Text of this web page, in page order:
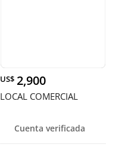
US$ 2,900
LOCAL COMERCIAL
Cuenta verificada